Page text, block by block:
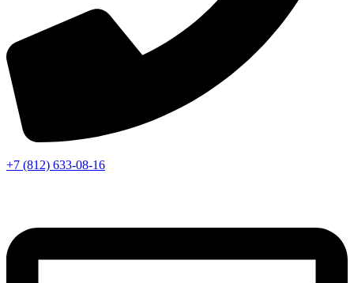
+7 (812) 633-08-16